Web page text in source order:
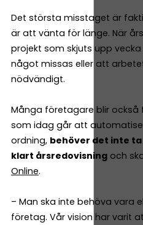
Det största misstaget är
är att vänta för länge. När
projekt som skjuts upp
något missas eller att
nödvändigt.
Många företagare blir också
som idag går att
ordning, behöver det inte
klart årsredovisning och
Online.
– Man ska inte behöva vara
företag. Vår vision har varit